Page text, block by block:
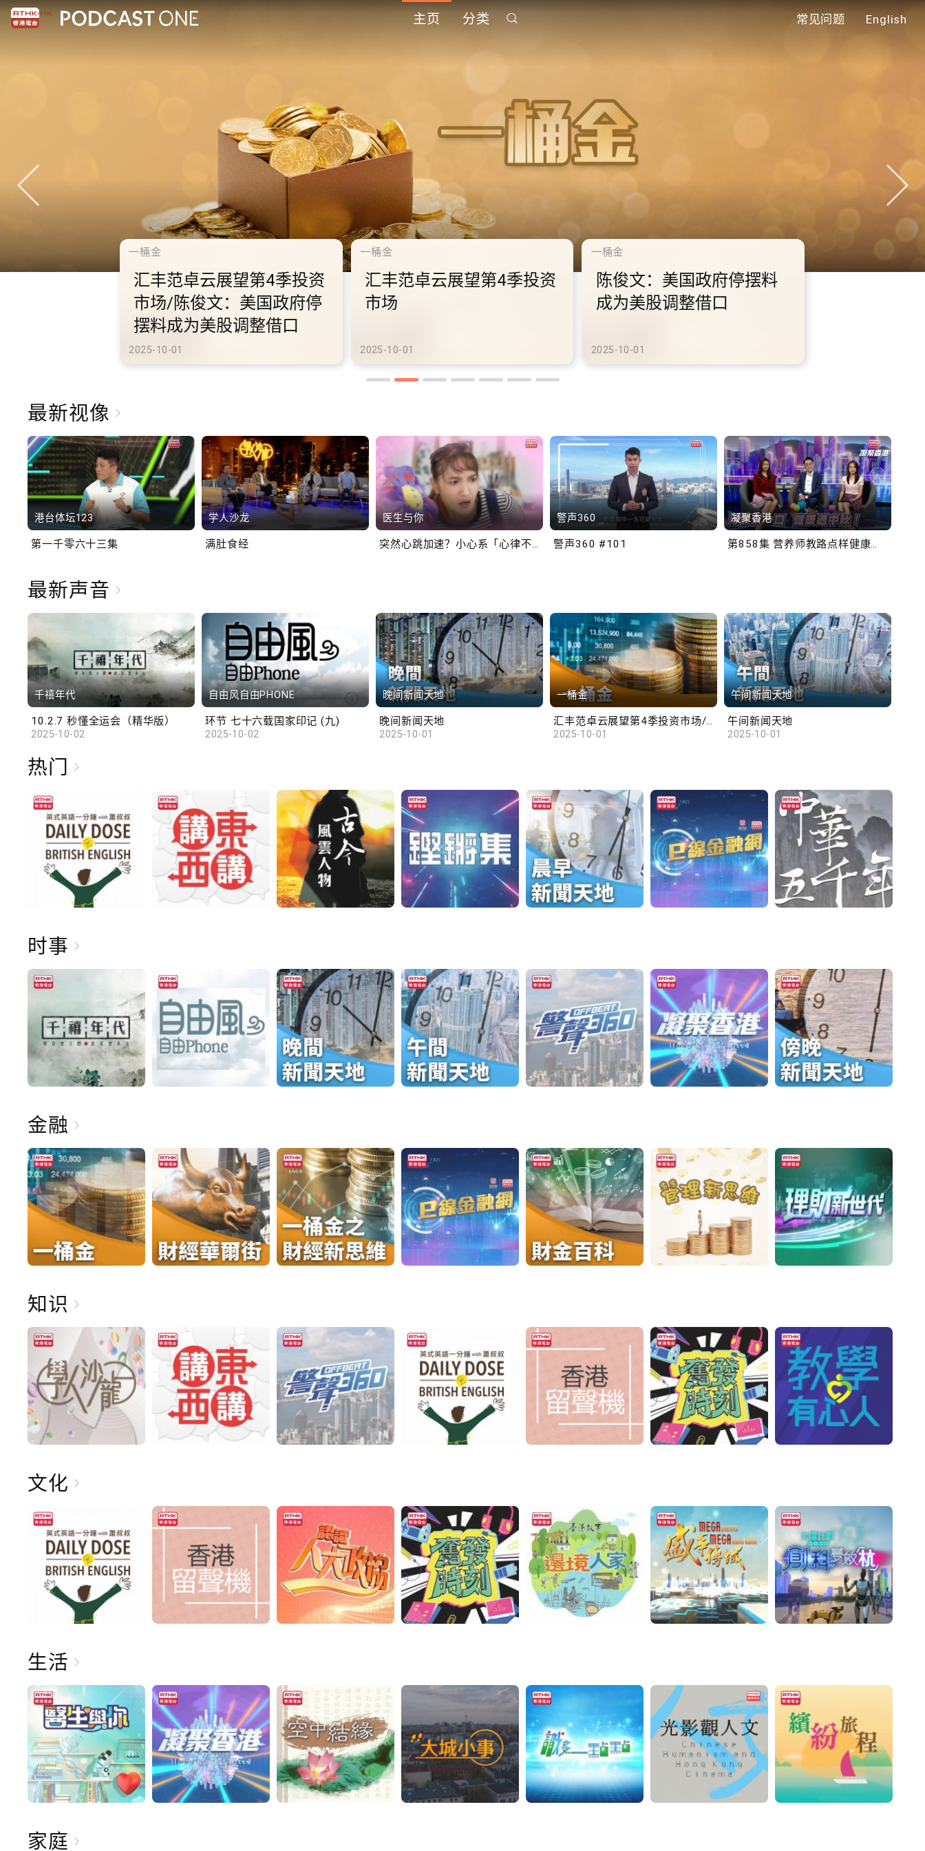
主页 分类 常见问题 English
千禧年代
10.2.1 内地国庆假期连中
秋节假期 不少内地旅客到
港旅游
2025-10-02
千禧年代
10.2.2 2028年底前当局提
供额外3000支高速充电桩
车充电站
2025-10-02
千禧年代
10.2.3 2028年底前当局提
供额外3000支高速充电桩
车充电站
2025-10-02
最新视像
港台体坛123
第一千零六十三集
学人沙龙
满肚食经
医生与你 警声360
警声360 #101
凝聚香港
最新声音
千禧年代
10.2.7 秒懂全运会（精华版）
2025-10-02
自由风自由PHONE
环节 七十六载国家印记 (九)
2025-10-02
晚间新闻天地
晚间新闻天地
2025-10-01
一桶金
2025-10-01
午间新闻天地
午间新闻天地
2025-10-01
热门
时事
金融
知识
文化
生活
家庭